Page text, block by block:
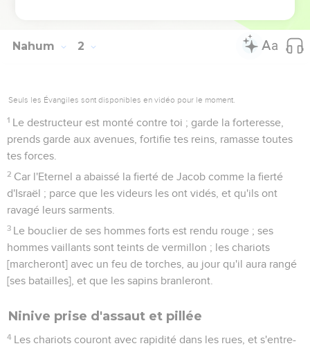
Nahum 2
Seuls les Évangiles sont disponibles en vidéo pour le moment.
1 Le destructeur est monté contre toi ; garde la forteresse,
prends garde aux avenues, fortifie tes reins, ramasse toutes
tes forces.
2 Car l'Eternel a abaissé la fierté de Jacob comme la fierté
d'Israël ; parce que les videurs les ont vidés, et qu'ils ont
ravagé leurs sarments.
3 Le bouclier de ses hommes forts est rendu rouge ; ses
hommes vaillants sont teints de vermillon ; les chariots
[marcheront] avec un feu de torches, au jour qu'il aura rangé
[ses batailles], et que les sapins branleront.
Ninive prise d'assaut et pillée
4 Les chariots couront avec rapidité dans les rues, et s'entre-